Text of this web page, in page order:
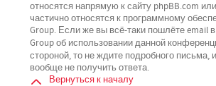
относятся напрямуюк сайту phpBB.com
частично относятся к программному
Group. Если же вы всё-таки пошлёте email
Group об использовании данной
стороной, то не ждите подробного письма,
вообще не получить ответа.
Вернуться к началу